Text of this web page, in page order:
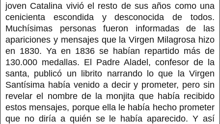
joven Catalina vivió el resto de sus años como una
cenicienta escondida y desconocida de todos.
Muchísimas personas fueron informadas de las
apariciones y mensajes que la Virgen Milagrosa hizo
en 1830. Ya en 1836 se habían repartido más de
130.000 medallas. El Padre Aladel, confesor de la
santa, publicó un librito narrando lo que la Virgen
Santísima había venido a decir y prometer, pero sin
revelar el nombre de la monjita que había recibido
estos mensajes, porque ella le había hecho prometer
que no diría a quién se le había aparecido. Y así